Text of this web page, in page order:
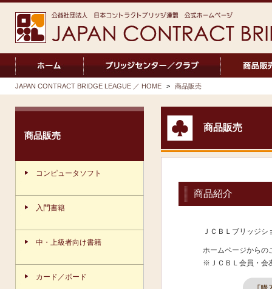
JAPAN CONTRACT BRIDGE LEAGUE ／ HOME > 商品販売
商品販売
コンピュータソフト
入門書籍
中・上級者向け書籍
カード／ボード
商品販売
商品紹介
ＪＣＢＬブリッジ
ホームページからの
※ＪＣＢＬ会員・会